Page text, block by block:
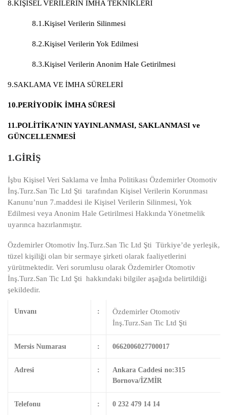
8.KİŞİSEL VERİLERİN İMHA TEKNİKLERİ
8.1.Kişisel Verilerin Silinmesi
8.2.Kişisel Verilerin Yok Edilmesi
8.3.Kişisel Verilerin Anonim Hale Getirilmesi
9.SAKLAMA VE İMHA SÜRELERİ
10.PERİYODİK İMHA SÜRESİ
11.POLİTİKA’NIN YAYINLANMASI, SAKLANMASI ve
GÜNCELLENMESİ
1.GİRİŞ
İşbu Kişisel Veri Saklama ve İmha Politikası Özdemirler Otomotiv
İnş.Turz.San Tic Ltd Şti tarafından Kişisel Verilerin Korunması
Kanunu’nun 7.maddesi ile Kişisel Verilerin Silinmesi, Yok
Edilmesi veya Anonim Hale Getirilmesi Hakkında Yönetmelik
uyarınca hazırlanmıştır.
Özdemirler Otomotiv İnş.Turz.San Tic Ltd Şti Türkiye’de yerleşik,
tüzel kişiliği olan bir sermaye şirketi olarak faaliyetlerini
yürütmektedir. Veri sorumlusu olarak Özdemirler Otomotiv
İnş.Turz.San Tic Ltd Şti hakkındaki bilgiler aşağıda belirtildiği
şekildedir.
Unvanı :
Özdemirler Otomotiv
İnş.Turz.San Tic Ltd Şti
Mersis Numarası : 0662006027700017
Adresi :
Ankara Caddesi no:315
Bornova/İZMİR
Telefonu : 0 232 479 14 14